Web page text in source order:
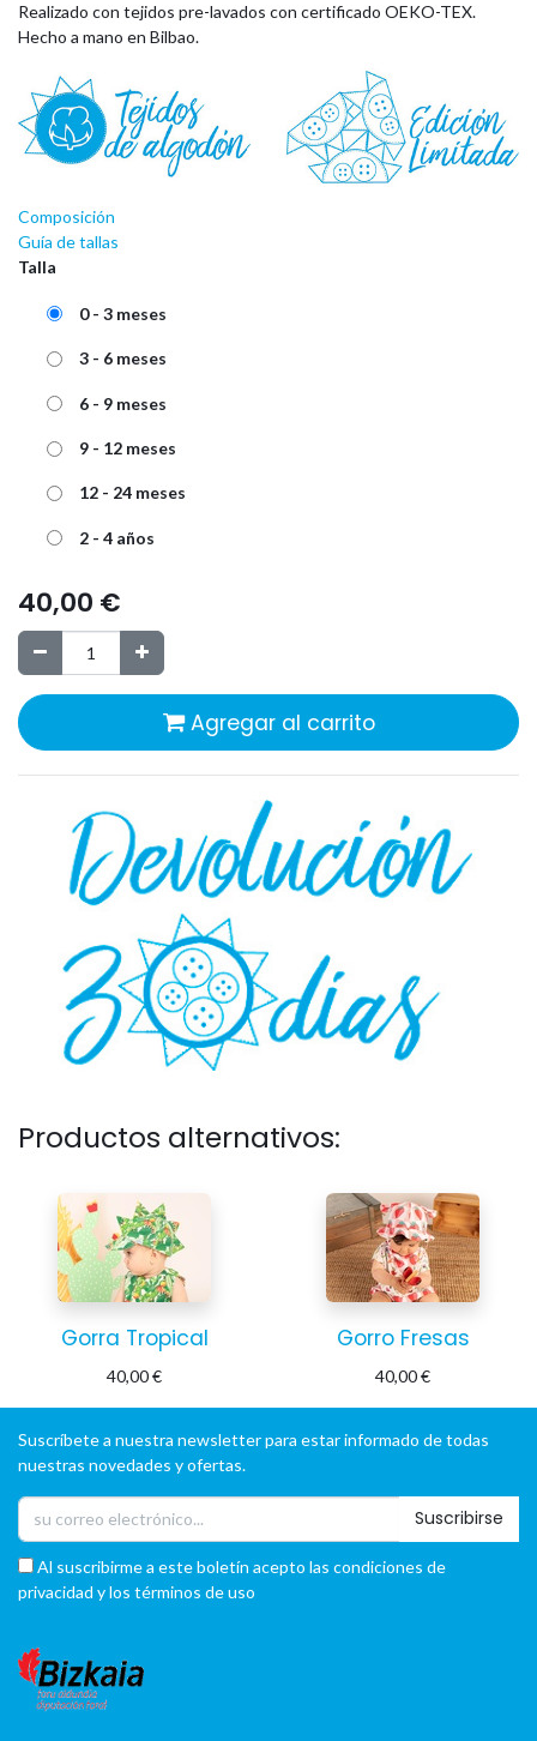
Realizado con tejidos pre-lavados con certificado OEKO-TEX.
Hecho a mano en Bilbao.
Composición
Guía de tallas
Talla
0 - 3 meses
3 - 6 meses
6 - 9 meses
9 - 12 meses
12 - 24 meses
2 - 4 años
40,00 €
Agregar al carrito
Productos alternativos:
Gorra Tropical
40,00€
Gorro Fresas
40,00€
Suscríbete a nuestra newsletter para estar informado de todas
nuestras novedades y ofertas.
Suscribirse
Al suscribirme a este boletín acepto las condiciones de
privacidad y los términos de uso